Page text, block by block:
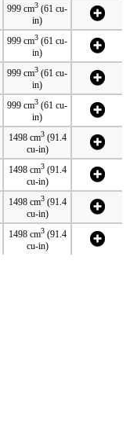
999 cm3 (61 cu-
in)
999 cm3 (61 cu-
in)
999 cm3 (61 cu-
in)
999 cm3 (61 cu-
in)
1498 cm3(91.4
cu-in)
1498 cm3(91.4
cu-in)
1498 cm3(91.4
cu-in)
1498 cm3(91.4
cu-in)